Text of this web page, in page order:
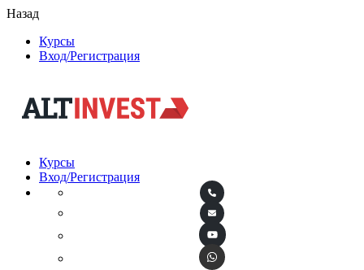
Назад
Курсы
Вход/Регистрация
Курсы
Вход/Регистрация